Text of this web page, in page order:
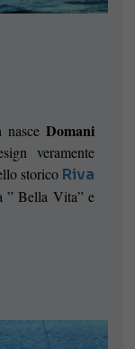
nasceDomani
veramente
storico Riva
” Bella Vita” e